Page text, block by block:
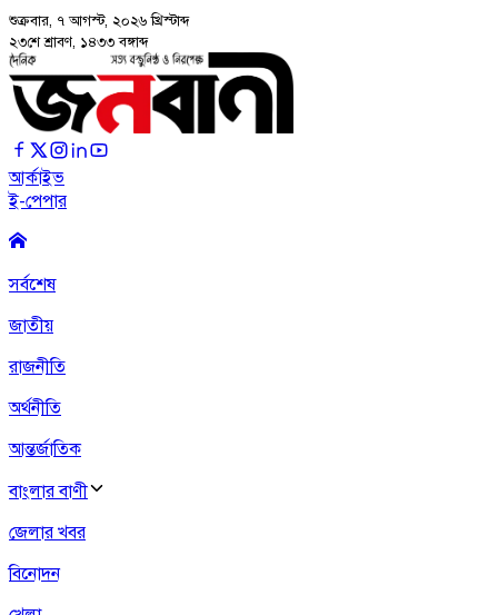
শুক্রবার, ৭ আগস্ট, ২০২৬ খ্রিস্টাব্দ
২৩শে শ্রাবণ, ১৪৩৩ বঙ্গাব্দ
আর্কাইভ
ই-পেপার
সর্বশেষ
জাতীয়
রাজনীতি
অর্থনীতি
আন্তর্জাতিক
বাংলার বাণী
জেলার খবর
বিনোদন